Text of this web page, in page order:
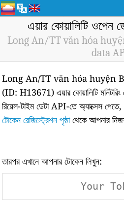
এয়ার কোয়ালিটি ওপেন
Long An/TT văn hóa
data
Long An/TT văn hóa huyện
(ID: H13671) এয়ার কোয়ালিটি মনিটরিং
রিয়েল-টাইম ডেটা API-তে অ্যাক্সেস
টোকেন রেজিস্ট্রেশন পৃষ্ঠাথেকে আপনার
তারপর এখানে আপনার টোকেন লিখুন: